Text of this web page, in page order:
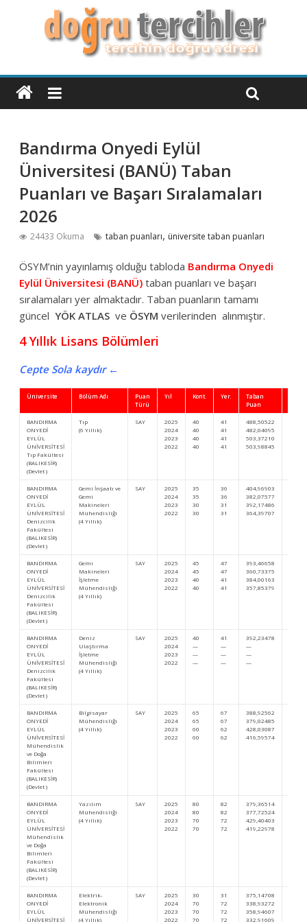
Bandırma Onyedi Eylül
Üniversitesi (BANÜ) Taban
Puanları ve Başarı Sıralamaları
2026
24433 Okuma taban puanları, üniversite taban puanları
ÖSYM’nin yayınlamış olduğu tabloda Bandırma Onyedi
Eylül Üniversitesi (BANÜ) taban puanları ve başarı
sıralamaları yer almaktadır. Taban puanların tamamı
güncelYÖK ATLAS ve ÖSYM verilerinden alınmıştır.
4 Yıllık Lisans Bölümleri
Cepte Sola kaydır ←
Üniversite Bölüm Adı
Puan
Türü
Yıl Kont. Yer.
Taban
Puan
BANDIRMA
ONYEDİ
EYLÜL
ÜNİVERSİTESİ
Tıp Fakültesi
(BALIKESİR)
(Devlet )
Tıp
(6 Yıllık)
SAY
2025
2024
2023
2022
40
40
40
40
41
41
41
41
488,50522
482,04095
503,37210
503,98845
BANDIRMA
ONYEDİ
EYLÜL
ÜNİVERSİTESİ
Denizcilik
Fakültesi
(BALIKESİR)
(Devlet )
Gemi İnşaatı ve
Gemi
Makineleri
Mühendisliği
(4 Yıllık)
SAY
2025
2024
2023
2022
35
35
30
30
36
36
31
31
404,96903
382,07577
392,17486
364,39707
BANDIRMA
ONYEDİ
EYLÜL
ÜNİVERSİTESİ
Denizcilik
Fakültesi
(BALIKESİR)
(Devlet )
Gemi
Makineleri
İşletme
Mühendisliği
(4 Yıllık)
SAY
2025
2024
2023
2022
45
45
40
40
47
47
41
41
393,46658
360,73375
384,00163
357,85379
BANDIRMA
ONYEDİ
EYLÜL
ÜNİVERSİTESİ
Denizcilik
Fakültesi
(BALIKESİR)
(Devlet )
Deniz
Ulaştırma
İşletme
Mühendisliği
(4 Yıllık)
SAY
2025
2024
2023
2022
40
—
—
—
41
—
—
—
392,23478
—
—
—
BANDIRMA
ONYEDİ
EYLÜL
ÜNİVERSİTESİ
Mühendislik
ve Doğa
Bilimleri
Fakültesi
(BALIKESİR)
(Devlet )
Bilgisayar
Mühendisliği
(4 Yıllık)
SAY
2025
2024
2023
2022
65
65
60
60
67
67
62
62
388,92562
379,02485
428,03087
416,59574
BANDIRMA
ONYEDİ
EYLÜL
ÜNİVERSİTESİ
Mühendislik
ve Doğa
Bilimleri
Fakültesi
(BALIKESİR)
(Devlet )
Yazılım
Mühendisliği
(4 Yıllık)
SAY
2025
2024
2023
2022
80
80
70
70
82
82
72
72
379,36514
377,72524
429,40403
419,22978
BANDIRMA
ONYEDİ
EYLÜL
ÜNİVERSİTESİ
Elektrik-
Elektronik
Mühendisliği
(4 Yıllık)
SAY
2025
2024
2023
2022
30
70
70
70
31
72
72
72
375,14708
338,93272
358,94607
332,91609